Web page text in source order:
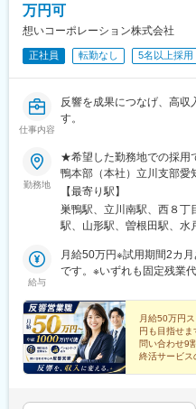
■魅力ポイント：
【月平均残業は5時間程度
配送は9:00出発。18:00帰
18:00内で終わる量に調整
ームで相談しながら決めて
できるように経験豊富な
ポートしますので安心して
【営業ノルマはありません】
の追い込みといったことは
変更の範囲：会社の定める
万円可
想いコーポレーション株式会社
正社員 転勤なし 5名以上採用
仕事内容
反響を成果につなげ、高収
す。
勤務地
★希望した勤務地での採用
鴨本部（本社）立川支部愛
支部静岡支部【その他採
宮城、山形、福島、茨城、
山、石川、福井、岐阜、長
岡、佐賀、長崎、熊本、大
は当社ホームページをご参
【最寄り駅】
巣鴨駅、立川南駅、西８丁
駅、山形駅、曽根田駅、水
駅、北鉄金沢駅、仁愛女子
駅(愛知県)、あすなろう四
山駅前駅、本川町駅、新山
駅、高知城前駅、博多駅、
駅、宮崎駅、いづろ通駅、
駅、宮城野通駅、福島駅(
(千葉県)、市役所前駅(長野
寺駅、北新地駅、近鉄奈良
給与
月給50万円※試用期間2カ
です。※いずれも固定残業
ジ】・月給50万円～：一
補3カ月間の売上成績に応
ティブが上乗せされる仕組
の給与に加算）中には、月
員もいます。反響営業とは
月給50万円
円も目指せま
問い合わせ9
終活サービス